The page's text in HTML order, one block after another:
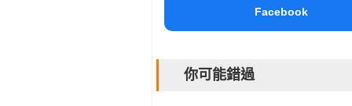
Facebook
你可能錯過